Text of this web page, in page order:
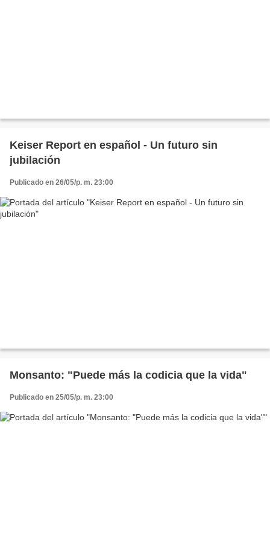
Keiser Report en español - Un futuro sin
jubilación
Publicado en 26/05/p. m. 23:00
Monsanto: "Puede más la codicia que la vida"
Publicado en 25/05/p. m. 23:00